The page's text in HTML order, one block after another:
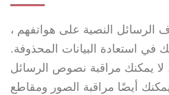
الرسائل النصية على هواتفهم ،
في استعادة البيانات المحذوفة.
يمكنك مراقبة نصوص الرسائل
أيضًا مراقبة الصور ومقاطع